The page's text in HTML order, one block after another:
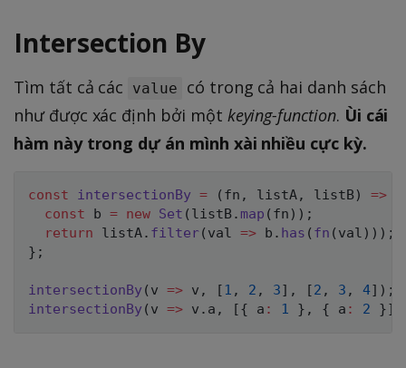
Intersection By
Tìm tất cả các value
có trong cả hai danh sách
như được xác định bởi một keying-function. Ùi cái
hàm này trong dự án mình xài nhiều cực kỳ.
const intersectionBy = ( fn , listA, listB) =>
const b = new Set ( listB. map ( fn ) ) ;
return listA. filter( val => b . has ( fn ( val ) ) ) ;
} ;
intersectionBy ( v => v , [ 1 , 2 , 3] , [2 , 3 , 4] ) ;
intersectionBy ( v => v . a , [{ a : 1 } , { a : 2 }]